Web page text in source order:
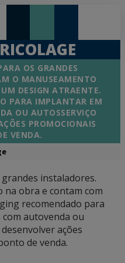
OS GRANDES
O MANUSEAMENTO
DESIGN ATRAENTE.
PARA IMPLANTAR EM
OU AUTOSSERVIÇO
PROMOCIONAIS
VENDA.
instaladores.
na obra e contam com
recomendado para
autovenda ou
ações
de venda.